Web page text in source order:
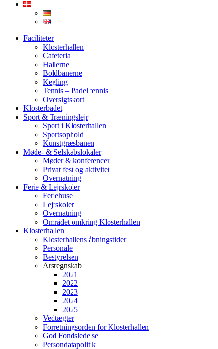
Faciliteter
Klosterhallen
Cafeteria
Hallerne
Boldbanerne
Kegling
Tennis – Padel tennis
Oversigtskort
Klosterbadet
Sport & Træningslejr
Sport i Klosterhallen
Sportsophold
Kunstgræsbanen
Møde- & Selskabslokaler
Møder & konferencer
Privat fest og aktivitet
Overnatning
Ferie & Lejrskoler
Feriehuse
Lejrskoler
Overnatning
Området omkring Klosterhallen
Klosterhallen
Klosterhallens åbningstider
Personale
Bestyrelsen
Årsregnskab
2021
2022
2023
2024
2025
Vedtægter
Forretningsorden for Klosterhallen
God Fondsledelse
Persondatapolitik